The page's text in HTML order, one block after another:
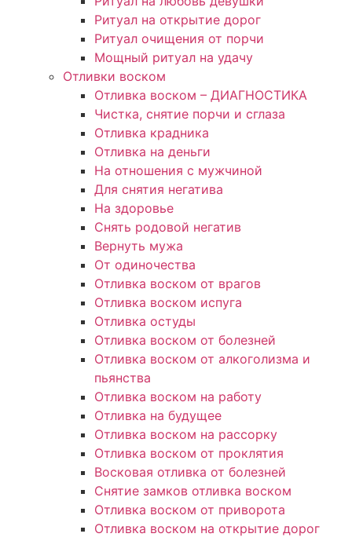
Ритуал на открытие дорог
Ритуал очищения от порчи
Мощный ритуал на удачу
Отливки воском
Отливка воском – ДИАГНОСТИКА
Чистка, снятие порчи и сглаза
Отливка крадника
Отливка на деньги
На отношения с мужчиной
Для снятия негатива
На здоровье
Снять родовой негатив
Вернуть мужа
От одиночества
Отливка воском от врагов
Отливка воском испуга
Отливка остуды
Отливка воском от болезней
Отливка воском от алкоголизма и
пьянства
Отливка воском на работу
Отливка на будущее
Отливка воском на рассорку
Отливка воском от проклятия
Восковая отливка от болезней
Снятие замков отливка воском
Отливка воском от приворота
Отливка воском на открытие дорог